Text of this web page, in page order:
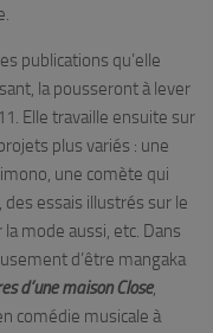
publications qu’elle
la pousseront à lever
Elle travaille ensuite sur
plus variés : une
une comète qui
essais illustrés sur le
mode aussi, etc. Dans
d’être mangaka
d’une maison Close,
comédie musicale à